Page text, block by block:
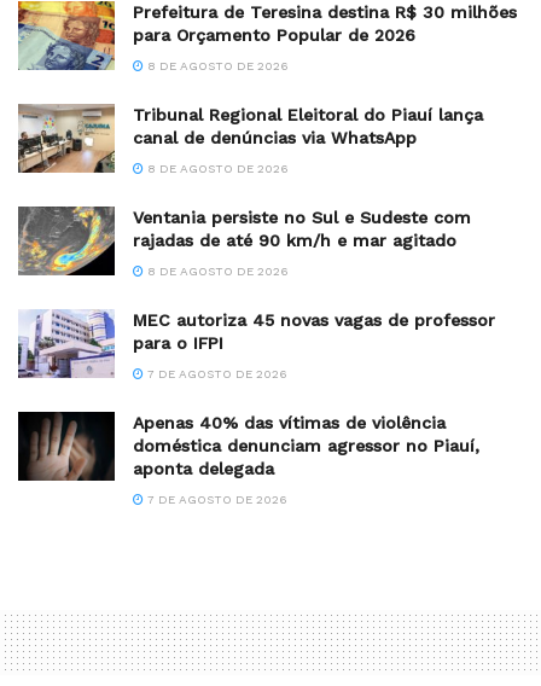
Prefeitura de Teresina destina R$ 30 milhões
para Orçamento Popular de 2026
8 DE AGOSTO DE 2026
Tribunal Regional Eleitoral do Piauí lança
canal de denúncias via WhatsApp
8 DE AGOSTO DE 2026
Ventania persiste no Sul e Sudeste com
rajadas de até 90 km/h e mar agitado
8 DE AGOSTO DE 2026
MEC autoriza 45 novas vagas de professor
para o IFPI
7 DE AGOSTO DE 2026
Apenas 40% das vítimas de violência
doméstica denunciam agressor no Piauí,
aponta delegada
7 DE AGOSTO DE 2026